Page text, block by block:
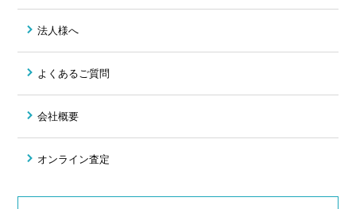
法人様へ
よくあるご質問
会社概要
オンライン査定